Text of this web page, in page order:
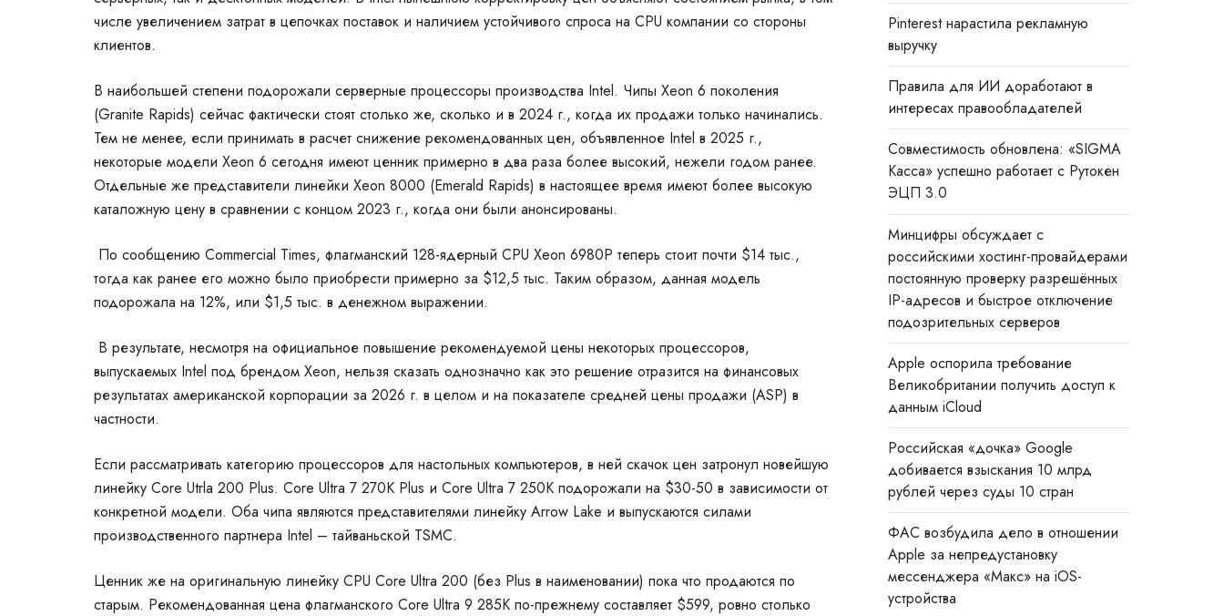
числе увеличением затрат в цепочках поставок и наличием устойчивого спроса на CPU компании со стороны
клиентов.
В наибольшей степени подорожали серверные процессоры производства Intel. Чипы Xeon 6 поколения
(Granite Rapids) сейчас фактически стоят столько же, сколько и в 2024 г., когда их продажи только начинались.
Тем не менее, если принимать в расчет снижение рекомендованных цен, объявленное Intel в 2025 г.,
некоторые модели Xeon 6 сегодня имеют ценник примерно в два раза более высокий, нежели годом ранее.
Отдельные же представители линейки Xeon 8000 (Emerald Rapids) в настоящее время имеют более высокую
каталожную цену в сравнении с концом 2023 г., когда они были анонсированы.
По сообщению Commercial Times, флагманский 128-ядерный CPU Xeon 6980P теперь стоит почти $14 тыс.,
тогда как ранее его можно было приобрести примерно за $12,5 тыс. Таким образом, данная модель
подорожала на 12%, или $1,5 тыс. в денежном выражении.
В результате, несмотря на официальное повышение рекомендуемой цены некоторых процессоров,
выпускаемых Intel под брендом Xeon, нельзя сказать однозначно как это решение отразится на финансовых
результатах американской корпорации за 2026 г. в целом и на показателе средней цены продажи (ASP) в
частности.
Если рассматривать категорию процессоров для настольных компьютеров, в ней скачок цен затронул новейшую
линейку Core Utrla 200 Plus. Core Ultra 7 270K Plus и Core Ultra 7 250K подорожали на $30-50 в зависимости от
конкретной модели. Оба чипа являются представителями линейку Arrow Lake и выпускаются силами
производственного партнера Intel – тайваньской TSMC.
Ценник же на оригинальную линейку СPU Core Ultra 200 (без Plus в наименовании) пока что продаются по
старым. Рекомендованная цена флагманского Core Ultra 9 285K по-прежнему составляет $599, ровно столько
Pinterest нарастила рекламную
выручку
Правила для ИИ доработают в
интересах правообладателей
Совместимость обновлена: «SIGMA
Касса» успешно работает с Рутокен
ЭЦП 3.0
Минцифры обсуждает с
российскими хостинг-провайдерами
постоянную проверку разрешённых
IP-адресов и быстрое отключение
подозрительных серверов
Apple оспорила требование
Великобритании получить доступ к
данным iCloud
Российская «дочка» Google
добивается взыскания 10 млрд
рублей через суды 10 стран
ФАС возбудила дело в отношении
Apple за непредустановку
мессенджера «Макс» на iOS-
устройства